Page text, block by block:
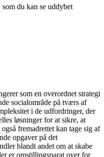
du kan se uddybet
som en overordnet strategi
socialområde på tværs af
i de udfordringer, der
løsninger for at sikre, at
fremadrettet kan tage sig af
opgaver på det
blandt andet om at skabe
er omstillingsparat over for